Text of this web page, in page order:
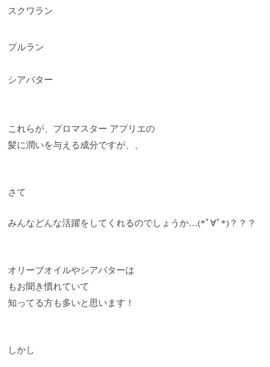
スクワラン
プルラン
シアバター
これらが、プロマスター アプリエの
髪に潤いを与える成分ですが、、
さて
みんなどんな活躍をしてくれるのでしょうか…(*ﾟ∀ﾟ*)？？？
オリーブオイルやシアバターは
もお聞き慣れていて
知ってる方も多いと思います！
しかし